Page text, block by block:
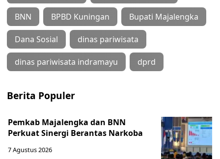
BNN BPBD Kuningan Bupati Majalengka
Dana Sosial dinas pariwisata
dinas pariwisata indramayu dprd
Berita Populer
Pemkab Majalengka dan BNN
Perkuat Sinergi Berantas Narkoba
7 Agustus 2026